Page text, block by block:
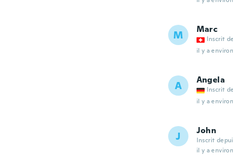
M Marc
Inscrit
il y a
A Angela
Inscrit
il y a
J John
Inscrit
il y a